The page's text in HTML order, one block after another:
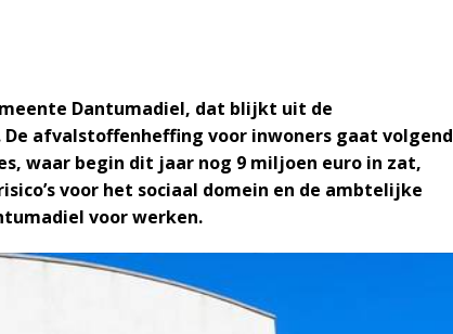
Dantumadiel, dat blijkt uit de
afvalstoffenheffing voor inwoners gaat volgend
waar begin dit jaar nog 9 miljoen euro in zat,
voor het sociaal domein en de ambtelijke
voor werken.